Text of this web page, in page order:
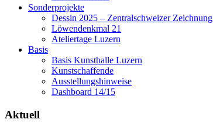
Sonderprojekte
Dessin 2025 – Zentralschweizer Zeichnung
Löwendenkmal 21
Ateliertage Luzern
Basis
Basis Kunsthalle Luzern
Kunstschaffende
Ausstellungshinweise
Dashboard 14/15
Aktuell